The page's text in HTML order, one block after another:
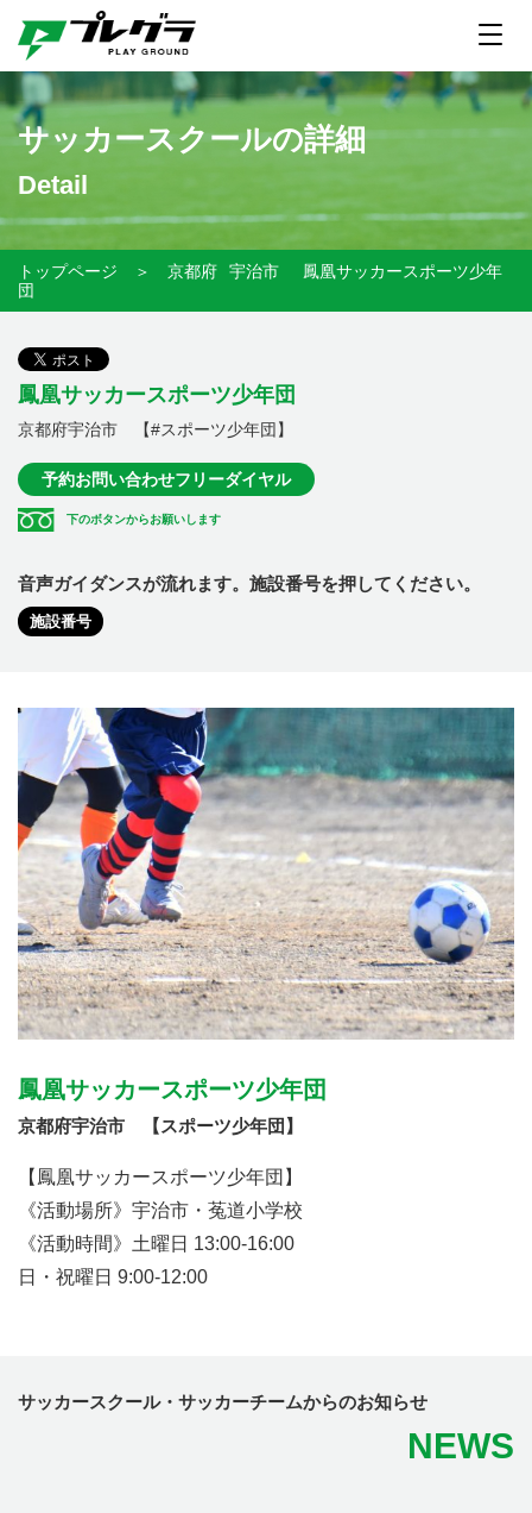
サッカースクールの詳細
Detail
トップページ ＞ 京都府 宇治市
鳳凰サッカースポーツ少年
団
鳳凰サッカースポーツ少年団
京都府宇治市 【#スポーツ少年団】
予約お問い合わせフリーダイヤル
下のボタンからお願いします
音声ガイダンスが流れます。施設番号を押してください。
施設番号
鳳凰サッカースポーツ少年団
京都府宇治市 【スポーツ少年団】
【鳳凰サッカースポーツ少年団】
《活動場所》宇治市・菟道小学校
《活動時間》土曜日 13:00-16:00
日・祝曜日 9:00-12:00
サッカースクール・サッカーチームからのお知らせ
NEWS